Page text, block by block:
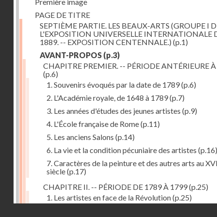
PAGE DE TITRE
SEPTIÈME PARTIE. LES BEAUX-ARTS (GROUPE I
L'EXPOSITION UNIVERSELLE INTERNATIONALE
1889. -- EXPOSITION CENTENNALE.) (p.1)
AVANT-PROPOS (p.3)
CHAPITRE PREMIER. -- PÉRIODE ANTÉRIEURE
(p.6)
1. Souvenirs évoqués par la date de 1789(p.6)
2. L'Académie royale, de 1648 à 1789(p.7)
3. Les années d'études des jeunes artistes (p.9)
4. L'École française de Rome(p.11)
5. Les anciens Salons (p.14)
6. La vie et la condition pécuniaire des artistes (p.16)
7. Caractères de la peinture et des autres arts au
siècle(p.17)
CHAPITRE II. -- PÉRIODE DE 1789 À 1799(p.25)
1. Les artistes en face de la Révolution(p.25)